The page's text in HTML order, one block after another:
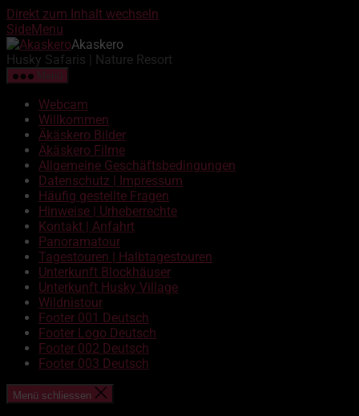
Direkt zum Inhalt wechseln
SideMenu
Akaskero
Husky Safaris | Nature Resort
Webcam
Willkommen
Äkäskero Bilder
Äkäskero Filme
Allgemeine Geschäftsbedingungen
Datenschutz | Impressum
Häufig gestellte Fragen
Hinweise | Urheberrechte
Kontakt | Anfahrt
Panoramatour
Tagestouren | Halbtagestouren
Unterkunft Blockhäuser
Unterkunft Husky Village
Wildnistour
Footer 001 Deutsch
Footer Logo Deutsch
Footer 002 Deutsch
Footer 003 Deutsch
Menü schliessen